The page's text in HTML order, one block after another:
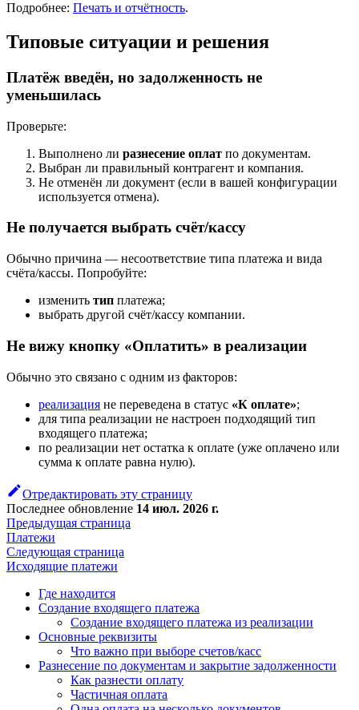
Подробнее: Печать и отчётность.
Типовые ситуации и решения
Платёж введён, но задолженность не
уменьшилась
Проверьте:
Выполнено ли разнесение оплат по документам.
Выбран ли правильный контрагент и компания.
Не отменён ли документ (если в вашей конфигурации
используется отмена).
Не получается выбрать счёт/кассу
Обычно причина — несоответствие типа платежа и вида
счёта/кассы. Попробуйте:
изменить тип платежа;
выбрать другой счёт/кассу компании.
Не вижу кнопку «Оплатить» в реализации
Обычно это связано с одним из факторов:
реализация не переведена в статус «К оплате»;
для типа реализации не настроен подходящий тип
входящего платежа;
по реализации нет остатка к оплате (уже оплачено или
сумма к оплате равна нулю).
Отредактировать эту страницу
Последнее обновление 14 июл. 2026 г.
Предыдущая страница
Платежи
Следующая страница
Исходящие платежи
Где находится
Создание входящего платежа
Создание входящего платежа из реализации
Основные реквизиты
Что важно при выборе счетов/касс
Разнесение по документам и закрытие задолженности
Как разнести оплату
Частичная оплата